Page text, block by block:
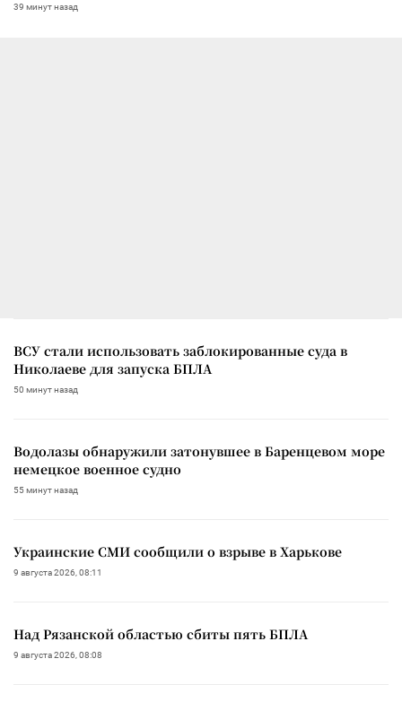
39 минут назад
ВСУ стали использовать заблокированные суда в
Николаеве для запуска БПЛА
50 минут назад
Водолазы обнаружили затонувшее в Баренцевом море
немецкое военное судно
55 минут назад
Украинские СМИ сообщили о взрыве в Харькове
9 августа 2026, 08:11
Над Рязанской областью сбиты пять БПЛА
9 августа 2026, 08:08